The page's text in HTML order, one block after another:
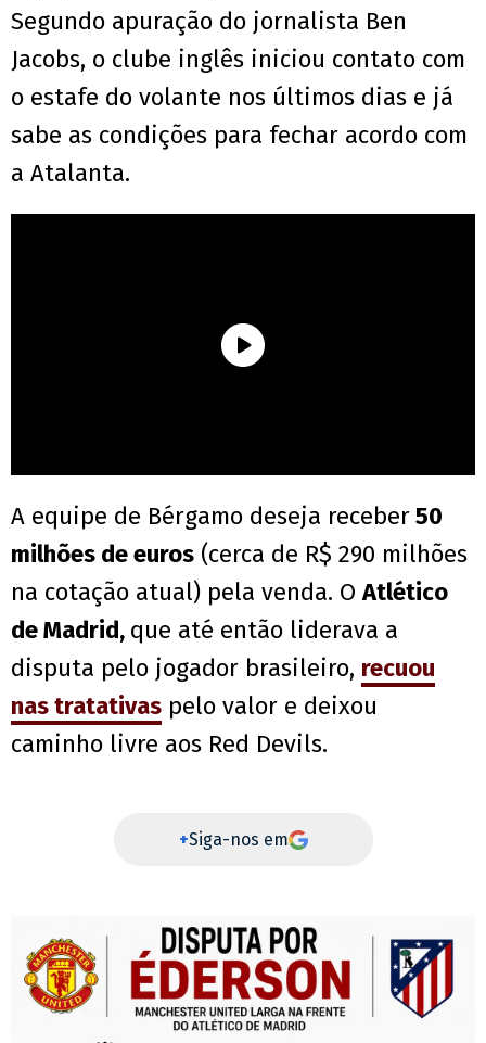
Segundo apuração do jornalista Ben
Jacobs, o clube inglês iniciou contato com
o estafe do volante nos últimos dias e já
sabe as condições para fechar acordo com
a Atalanta.
A equipe de Bérgamo deseja receber50
milhões de euros (cerca de R$ 290 milhões
na cotação atual) pela venda. OAtlético
de Madrid, que até então liderava a
disputa pelo jogador brasileiro, recuou
nas tratativas pelo valor e deixou
caminho livre aos Red Devils.
+Siga-nos em